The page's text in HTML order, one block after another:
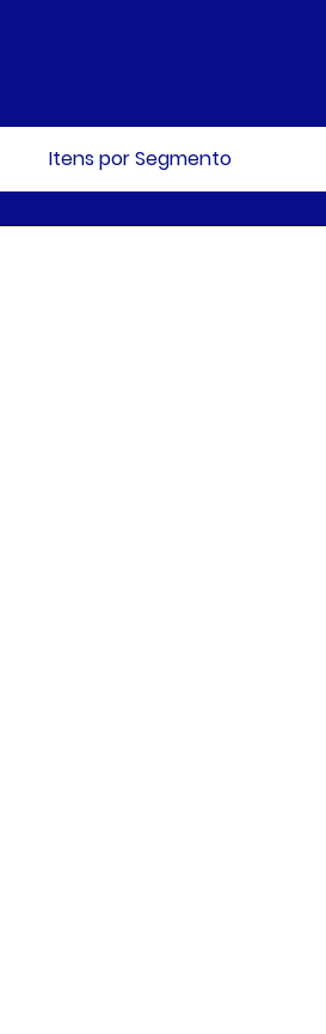
Itens por Segmento